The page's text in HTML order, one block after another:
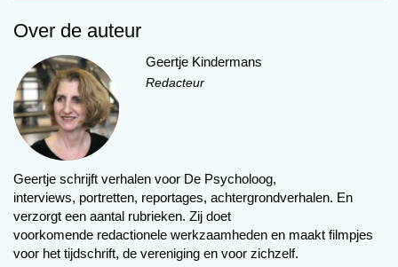
o
Op beeld ziet de flat er niet alarmerend
uit. Ik spreek via Zoom met Jan, die
verzamelstoornis (hoarding) heeft,
zijn begeleidster Cora Stokman is
ook aanwezig. Stokman werkt als begeleider
en begeleidt mensen met hoarding in hun
thuissituatie. Dat haar cliënt Jan aan hoarding
lijdt kun je niet volhouden, want van zijn
verzameldwang heeft hij geen last. Wél van een
Over de auteur
Geertje Kindermans
Redacteur
Geertje schrijft verhalen voor De Psycholoog,
interviews, portretten, reportages, achtergrondverhalen. En
verzorgt een aantal rubrieken. Zij doet
voorkomende redactionele werkzaamheden en maakt filmpjes
voor het tijdschrift, de vereniging en voor zichzelf.